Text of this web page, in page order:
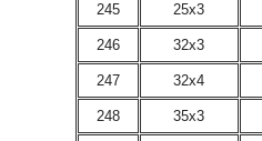
245 25х3
246 32х3
247 32х4
248 35х3